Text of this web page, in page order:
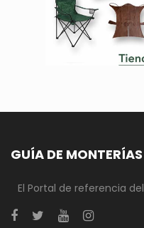
GUÍA DE MONTERÍAS
El Portal de referencia